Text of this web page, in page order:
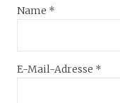
Name *
E-Mail-Adresse *